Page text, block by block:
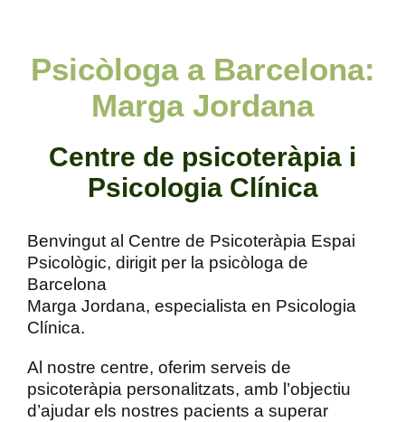
Psicòloga a Barcelona:
Marga Jordana
Centre de psicoteràpia i
Psicologia Clínica
Benvingut al Centre de Psicoteràpia Espai
Psicològic, dirigit per la psicòloga de
Barcelona
Marga Jordana, especialista en Psicologia
Clínica.
Al nostre centre, oferim serveis de
psicoteràpia personalitzats, amb l’objectiu
d’ajudar els nostres pacients a superar